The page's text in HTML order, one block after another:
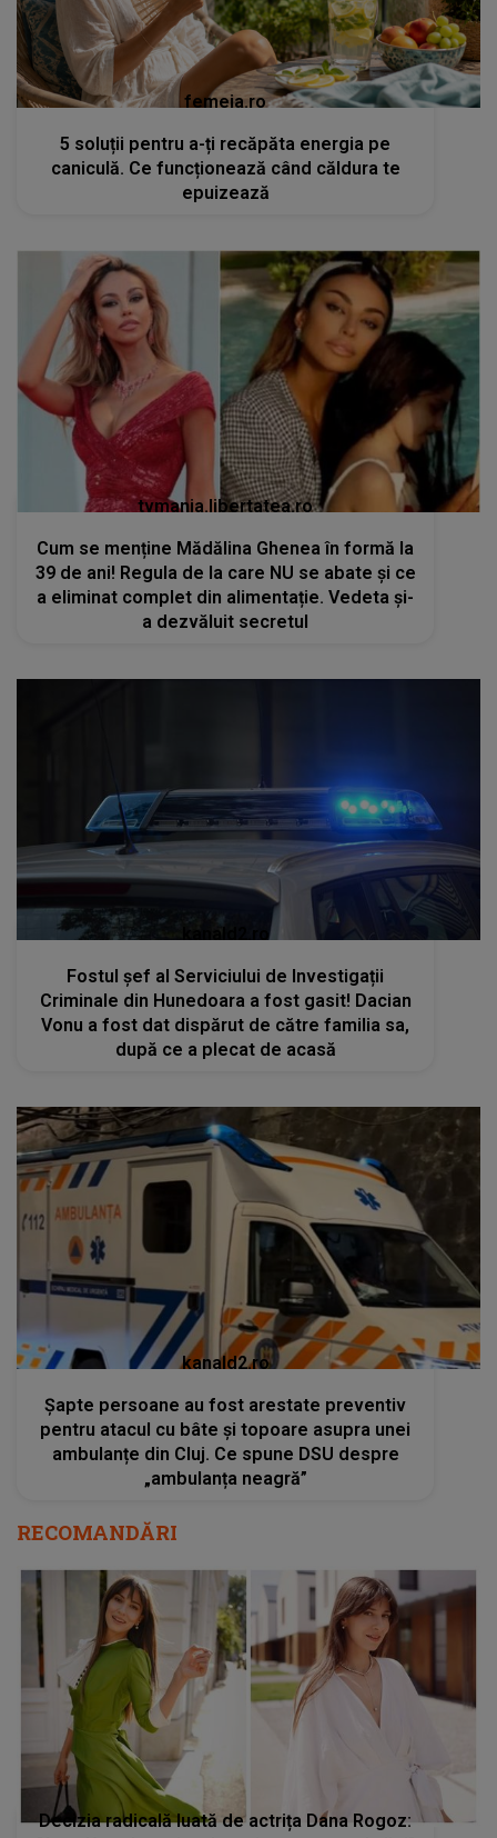
femeia.ro
5 soluții pentru a-ți recăpăta energia pe
caniculă. Ce funcționează când căldura te
epuizează
tvmania.libertatea.ro
Cum se menține Mădălina Ghenea în formă la
39 de ani! Regula de la care NU se abate și ce
a eliminat complet din alimentație. Vedeta și-
a dezvăluit secretul
kanald2.ro
Fostul șef al Serviciului de Investigații
Criminale din Hunedoara a fost gasit! Dacian
Vonu a fost dat dispărut de către familia sa,
după ce a plecat de acasă
kanald2.ro
Șapte persoane au fost arestate preventiv
pentru atacul cu bâte și topoare asupra unei
ambulanțe din Cluj. Ce spune DSU despre
„ambulanța neagră”
RECOMANDĂRI
Decizia radicală luată de actrița Dana Rogoz: